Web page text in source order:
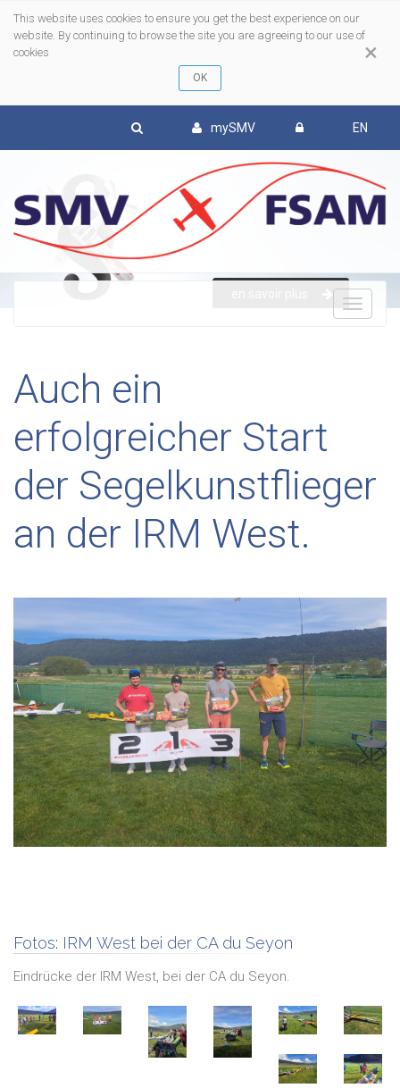
×
This website uses cookies to ensure you get the best experience on our
website. By continuing to browse the site you are agreeing to our use of
cookies
mySMV EN
Auch ein
erfolgreicher Start
der Segelkunstflieger
an der IRM West.
Fotos: IRM West bei der CA du Seyon
Eindrücke der IRM West, bei der CA du Seyon.